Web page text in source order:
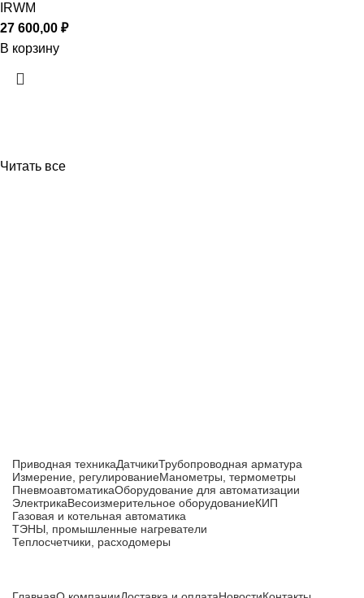
IRWM
27 600,00 ₽
В корзину
Читать все
Приводная техникаДатчикиТрубопроводная арматура
Измерение, регулированиеМанометры, термометры
ПневмоавтоматикаОборудование для автоматизации
ЭлектрикаВесоизмерительное оборудованиеКИП
Газовая и котельная автоматика
ТЭНЫ, промышленные нагреватели
Теплосчетчики, расходомеры